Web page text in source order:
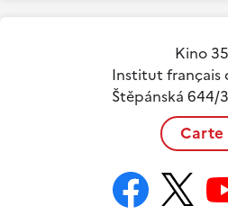
Kino 35
Institut français
Štěpánská 644/
Carte